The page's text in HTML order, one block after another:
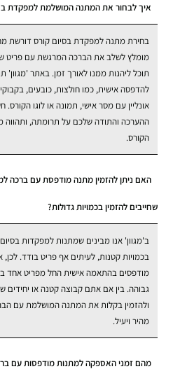
איך לבחור את המתנה המושלמת למפקדת
בחירת מתנה למפקדת בסיום קורס דורשת
מומלץ לשלב את הברכה המרגשת עם פריט
תוכל ליהנות ממנו לאורך זמן. באתר 'מגוון'
להדפסה אישית, כמו חולצות, כובעים,
אונליין עם מסר אישי, תמונה או לוגו
ההערכה והתודה שלכם על תרומתה,
הקורס.
האם ניתן להזמין מתנה מודפסת עם ברכה
שחייבים להזמין בכמויות גדולות?
ב'מגוון' אנו מבינים שמתנות למפקדות
בכמויות קטנות, לעיתים אף פריט בודד.
מודפסים בהתאמה אישית החל מפריט אחד
גבוהה. בין אם אתם קבוצה קטנה או יחידים
ולהזמין בקלות את המתנה המושלמת עם
מהיר ויעיל.
מהם זמני האספקה למתנות מודפסות עם